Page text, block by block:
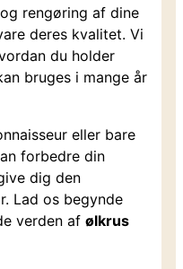
rengøring af dine
deres kvalitet. Vi
du holder
bruges i mange år
eller bare
forbedre din
dig den
Lad os begynde
verden af ølkrus